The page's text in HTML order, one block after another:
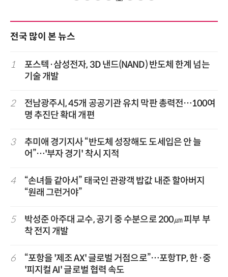
전국 많이 본 뉴스
1
포스텍·삼성전자, 3D 낸드(NAND) 반도체 한계 넘는
기술 개발
2
전남광주시, 45개 공공기관 유치 막판 총력전…100여
명 추진단 확대 개편
3
추미애 경기지사 “반도체 성장해도 도세입은 안 늘
어”…'부자 경기' 착시 지적
4
“손녀들 같아서” 태국인 관광객 밥값 내준 할아버지
“원래 그런거야”
5
박성준 아주대 교수, 공기 중 수분으로 200㎛ 피부 부
착 전지 개발
6
“포항을 '제조 AX' 글로벌 거점으로”…포항TP, 한·중
'피지컬 AI' 글로벌 협력 속도